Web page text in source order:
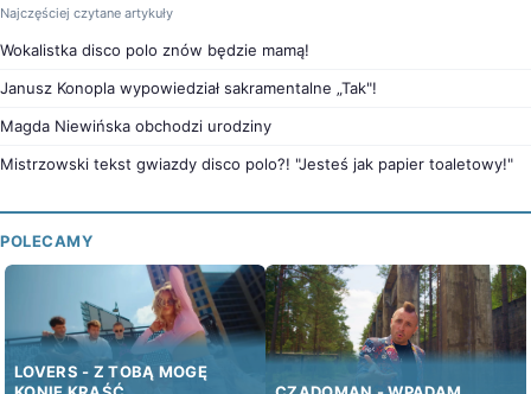
Najczęściej czytane artykuły
Wokalistka disco polo znów będzie mamą!
Janusz Konopla wypowiedział sakramentalne „Tak"!
Magda Niewińska obchodzi urodziny
Mistrzowski tekst gwiazdy disco polo?! "Jesteś jak papier toaletowy!"
POLECAMY
LOVERS - Z TOBĄ MOGĘ